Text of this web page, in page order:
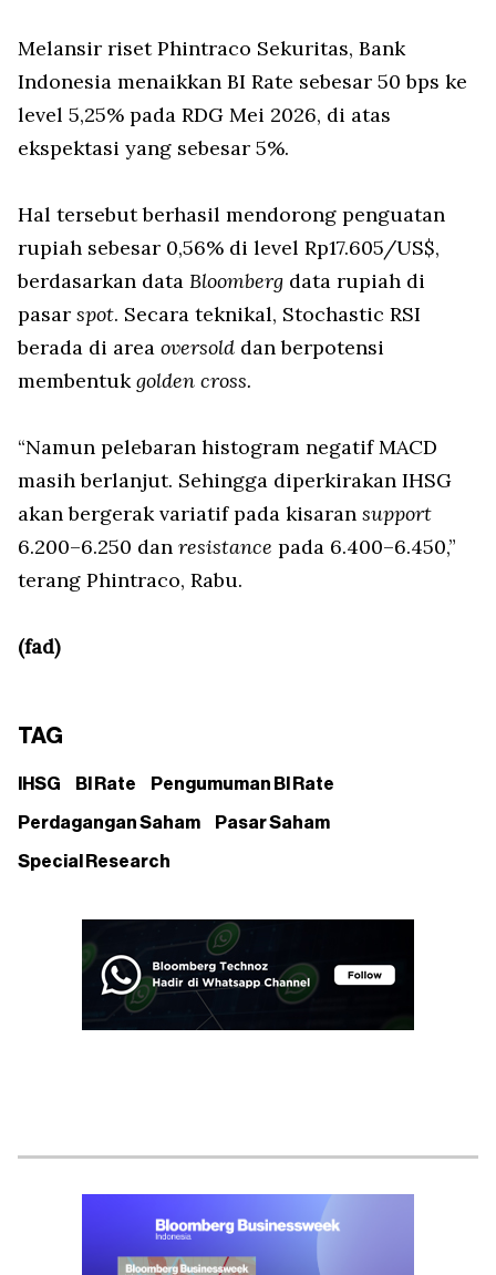
Melansir riset Phintraco Sekuritas, Bank
Indonesia menaikkan BI Rate sebesar 50 bps ke
level 5,25% pada RDG Mei 2026, di atas
ekspektasi yang sebesar 5%.
Hal tersebut berhasil mendorong penguatan
rupiah sebesar 0,56% di level Rp17.605/US$,
berdasarkan data Bloomberg data rupiah di
pasar spot. Secara teknikal, Stochastic RSI
berada di area oversold dan berpotensi
membentuk golden cross.
“Namun pelebaran histogram negatif MACD
masih berlanjut. Sehingga diperkirakan IHSG
akan bergerak variatif pada kisaran support
6.200–6.250 dan resistance pada 6.400–6.450,”
terang Phintraco, Rabu.
(fad)
TAG
IHSG BI Rate Pengumuman BI Rate
Perdagangan Saham Pasar Saham
Special Research